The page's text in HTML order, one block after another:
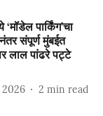
पार्किंग’चा
संपूर्ण मुंबईत
लाल पांढरे पट्टे
2026 2 min read